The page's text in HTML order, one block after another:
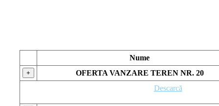
Nume
+
OFERTA VANZARE TEREN NR. 20
Descarcă